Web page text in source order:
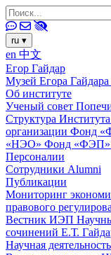
ru ▾
en 中文
Егор Гайдар
Музей Егора Гайдара
Об институте
Ученый совет
Структура Института
организации Фонд
«НЭО» Фонд «ФЭП»
Персоналии
Сотрудники Alumni
Публикации
Мониторинг
правового
Вестник ИЭП
сочинений Е.Т.
Научная деятельность